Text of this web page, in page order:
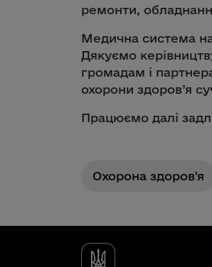
ремонти,
Медична система
Дякуємо
громадам і
охорони здоров’я
Працюємо далі
Охорона здоров'я